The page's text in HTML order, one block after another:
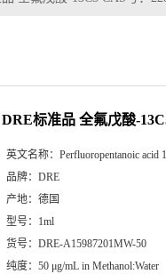
DRE标准品 全氟戊酸-
英文名称： Perfluoropentanoic acid
品牌： DRE
产地： 德国
型号： 1ml
货号： DRE-A15987201MW-50
纯度： 50 μg/mL in Methanol:Water